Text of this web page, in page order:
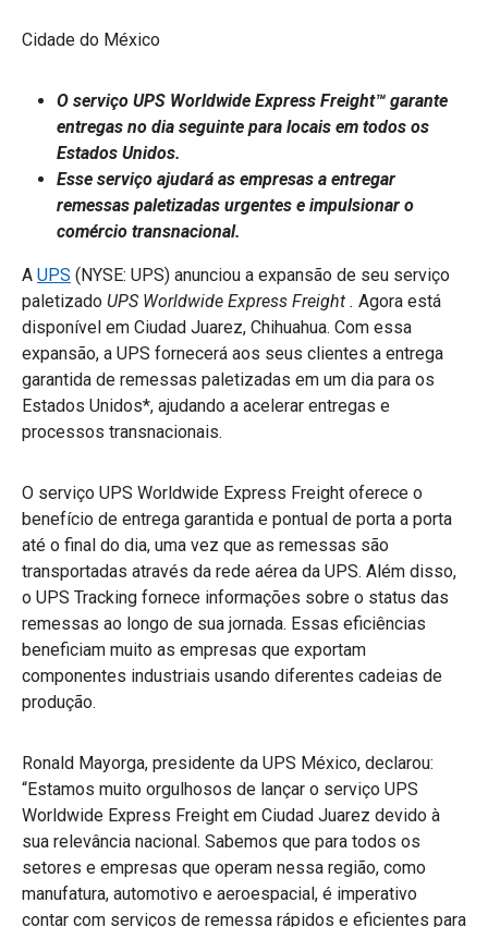
Cidade do México
O serviço UPS Worldwide Express Freight™ garante
entregas no dia seguinte para locais em todos os
Estados Unidos.
Esse serviço ajudará as empresas a entregar
remessas paletizadas urgentes e impulsionar o
comércio transnacional.
A UPS (NYSE: UPS) anunciou a expansão de seu serviço
paletizado UPS Worldwide Express Freight . Agora está
disponível em Ciudad Juarez, Chihuahua. Com essa
expansão, a UPS fornecerá aos seus clientes a entrega
garantida de remessas paletizadas em um dia para os
Estados Unidos*, ajudando a acelerar entregas e
processos transnacionais.
O serviço UPS Worldwide Express Freight oferece o
benefício de entrega garantida e pontual de porta a porta
até o final do dia, uma vez que as remessas são
transportadas através da rede aérea da UPS. Além disso,
o UPS Tracking fornece informações sobre o status das
remessas ao longo de sua jornada. Essas eficiências
beneficiam muito as empresas que exportam
componentes industriais usando diferentes cadeias de
produção.
Ronald Mayorga, presidente da UPS México, declarou:
“Estamos muito orgulhosos de lançar o serviço UPS
Worldwide Express Freight em Ciudad Juarez devido à
sua relevância nacional. Sabemos que para todos os
setores e empresas que operam nessa região, como
manufatura, automotivo e aeroespacial, é imperativo
contar com serviços de remessa rápidos e eficientes para